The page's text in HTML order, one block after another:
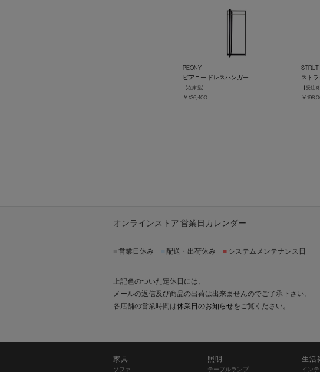
PEONY
ピアニー ドレスハンガー
【在庫品】
￥136,400
スト
【受注
￥
オンラインストア 営業日カレンダー
営業日休み 配送・出荷休み ■ システムメンテナンス日
上記色のついた定休日には、
メールの返信及び商品の出荷は出来ませんのでご了承下さい。
各店舗の営業時間は休業日のお知らせをご覧ください。
家具
ソファ
照明
テーブルランプ
生活
イン